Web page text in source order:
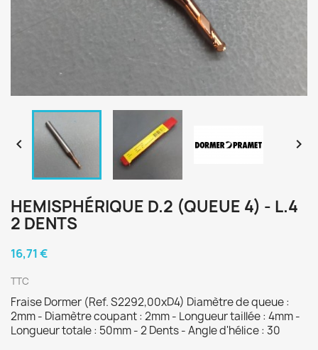
 
HEMISPHÉRIQUE D.2 (QUEUE 4) - L.4
2 DENTS
16,71 €
TTC
Fraise Dormer (Ref. S2292,00xD4) Diamètre de queue :
2mm - Diamètre coupant : 2mm - Longueur taillée : 4mm -
Longueur totale : 50mm - 2 Dents - Angle d'hélice : 30